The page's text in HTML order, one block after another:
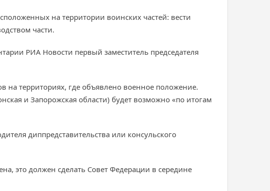
на территории воинских частей: вести
части.
РИА Новости первый заместитель председателя
на территориях, где объявлено военное положение.
и Запорожская области) будет возможно «по итогам
диппредставительства или консульского
это должен сделать Совет Федерации в середине